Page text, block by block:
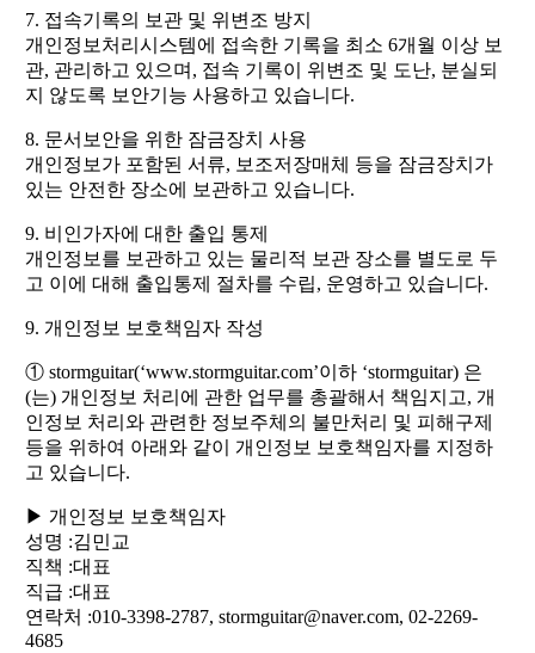
7. 접속기록의 보관 및 위변조 방지
개인정보처리시스템에 접속한 기록을 최소 6개월 이상 보
관, 관리하고 있으며, 접속 기록이 위변조 및 도난, 분실되
지 않도록 보안기능 사용하고 있습니다.
8. 문서보안을 위한 잠금장치 사용
개인정보가 포함된 서류, 보조저장매체 등을 잠금장치가
있는 안전한 장소에 보관하고 있습니다.
9. 비인가자에 대한 출입 통제
개인정보를 보관하고 있는 물리적 보관 장소를 별도로 두
고 이에 대해 출입통제 절차를 수립, 운영하고 있습니다.
9. 개인정보 보호책임자 작성
① stormguitar(‘www.stormguitar.com’이하 ‘stormguitar) 은
(는) 개인정보 처리에 관한 업무를 총괄해서 책임지고, 개
인정보 처리와 관련한 정보주체의 불만처리 및 피해구제
등을 위하여 아래와 같이 개인정보 보호책임자를 지정하
고 있습니다.
▶ 개인정보 보호책임자
성명 :김민교
직책 :대표
직급 :대표
연락처 :010-3398-2787, stormguitar@naver.com, 02-2269-
4685